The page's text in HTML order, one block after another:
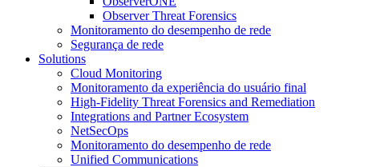
Observer Threat Forensics
Monitoramento do desempenho de rede
Segurança de rede
Solutions
Cloud Monitoring
Monitoramento da experiência do usuário final
High-Fidelity Threat Forensics and Remediation
Integrations and Partner Ecosystem
NetSecOps
Monitoramento do desempenho de rede
Unified Communications